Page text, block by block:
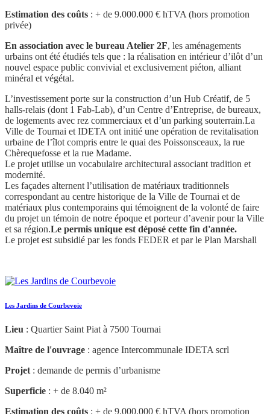
Estimation des coûts : + de 9.000.000 € hTVA (hors promotion
privée)
En association avec le bureau Atelier 2F, les aménagements
urbains ont été étudiés tels que : la réalisation en intérieur d’ilôt d’un
nouvel espace public convivial et exclusivement piéton, alliant
minéral et végétal.
L’investissement porte sur la construction d’un Hub Créatif, de 5
halls-relais (dont 1 Fab-Lab), d’un Centre d’Entreprise, de bureaux,
de logements avec rez commerciaux et d’un parking souterrain.La
Ville de Tournai et IDETA ont initié une opération de revitalisation
urbaine de l’îlot compris entre le quai des Poissonsceaux, la rue
Chèrequefosse et la rue Madame.
Le projet utilise un vocabulaire architectural associant tradition et
modernité.
Les façades alternent l’utilisation de matériaux traditionnels
correspondant au centre historique de la Ville de Tournai et de
matériaux plus contemporains qui témoignent de la volonté de faire
du projet un témoin de notre époque et porteur d’avenir pour la Ville
et sa région.Le permis unique est déposé cette fin d'année.
Le projet est subsidié par les fonds FEDER et par le Plan Marshall
Les Jardins de Courbevoie
Lieu : Quartier Saint Piat à 7500 Tournai
Maître de l'ouvrage : agence Intercommunale IDETA scrl
Projet : demande de permis d’urbanisme
Superficie : + de 8.040 m²
Estimation des coûts : + de 9.000.000 € hTVA (hors promotion